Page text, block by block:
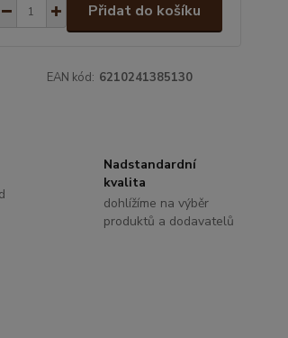
Přidat do košíku
EAN kód: 6210241385130
Nadstandardní
kvalita
dohlížíme na výběr
produktů a dodavatelů